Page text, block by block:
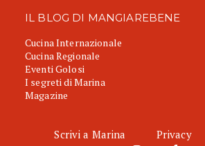
IL BLOG DI MANGIAREBENE
Cucina Internazionale
Cucina Regionale
Eventi Golosi
I segreti di Marina
Magazine
Scrivi a Marina Privacy